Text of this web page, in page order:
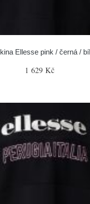
Ellesse pink / černá /
1 629 Kč